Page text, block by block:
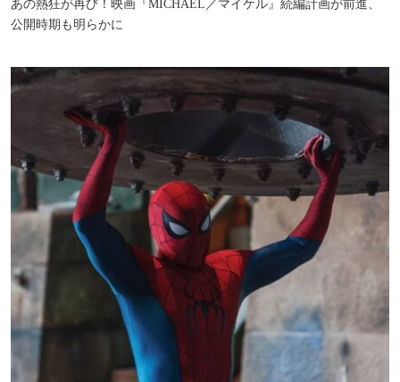
あの熱狂が再び！映画『MICHAEL／マイケル』続編計画が前進、
公開時期も明らかに